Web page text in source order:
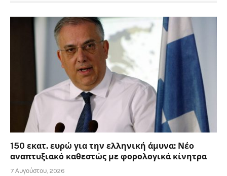
150 εκατ. ευρώ για την ελληνική άμυνα: Νέο
αναπτυξιακό καθεστώς με φορολογικά κίνητρα
7 Αυγούστου, 2026